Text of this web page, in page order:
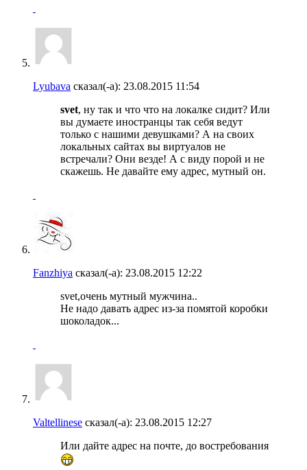
Lyubava сказал(-а): 23.08.2015 11:54
svet, ну так и что что на локалке сидит? Или
вы думаете иностранцы так себя ведут
только с нашими девушками? А на своих
локальных сайтах вы виртуалов не
встречали? Они везде! А с виду порой и не
скажешь. Не давайте ему адрес, мутный он.
Fanzhiya сказал(-а): 23.08.2015 12:22
svet,очень мутный мужчина..
Не надо давать адрес из-за помятой коробки
шоколадок...
Valtellinese сказал(-а): 23.08.2015 12:27
Или дайте адрес на почте, до востребования